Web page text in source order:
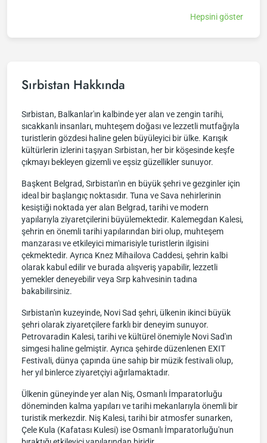
Hepsini göster
Sırbistan Hakkında
Sırbistan, Balkanlar'ın kalbinde yer alan ve zengin tarihi,
sıcakkanlı insanları, muhteşem doğası ve lezzetli mutfağıyla
turistlerin gözdesi haline gelen büyüleyici bir ülke. Karışık
kültürlerin izlerini taşıyan Sırbistan, her bir köşesinde keşfe
çıkmayı bekleyen gizemli ve eşsiz güzellikler sunuyor.
Başkent Belgrad, Sırbistan'ın en büyük şehri ve gezginler için
ideal bir başlangıç noktasıdır. Tuna ve Sava nehirlerinin
kesiştiği noktada yer alan Belgrad, tarihi ve modern
yapılarıyla ziyaretçilerini büyülemektedir. Kalemegdan Kalesi,
şehrin en önemli tarihi yapılarından biri olup, muhteşem
manzarası ve etkileyici mimarisiyle turistlerin ilgisini
çekmektedir. Ayrıca Knez Mihailova Caddesi, şehrin kalbi
olarak kabul edilir ve burada alışveriş yapabilir, lezzetli
yemekler deneyebilir veya Sırp kahvesinin tadına
bakabilirsiniz.
Sırbistan'ın kuzeyinde, Novi Sad şehri, ülkenin ikinci büyük
şehri olarak ziyaretçilere farklı bir deneyim sunuyor.
Petrovaradin Kalesi, tarihi ve kültürel önemiyle Novi Sad'ın
simgesi haline gelmiştir. Ayrıca şehirde düzenlenen EXIT
Festivali, dünya çapında üne sahip bir müzik festivali olup,
her yıl binlerce ziyaretçiyi ağırlamaktadır.
Ülkenin güneyinde yer alan Niş, Osmanlı İmparatorluğu
döneminden kalma yapıları ve tarihi mekanlarıyla önemli bir
turistik merkezdir. Niş Kalesi, tarihi bir atmosfer sunarken,
Çele Kula (Kafatası Kulesi) ise Osmanlı İmparatorluğu'nun